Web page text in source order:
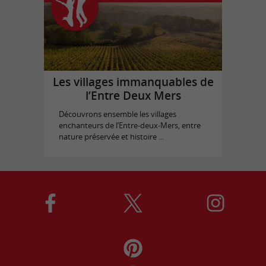
Les villages immanquables de
l’Entre Deux Mers
Découvrons ensemble les villages
enchanteurs de l’Entre-deux-Mers, entre
nature préservée et histoire ...